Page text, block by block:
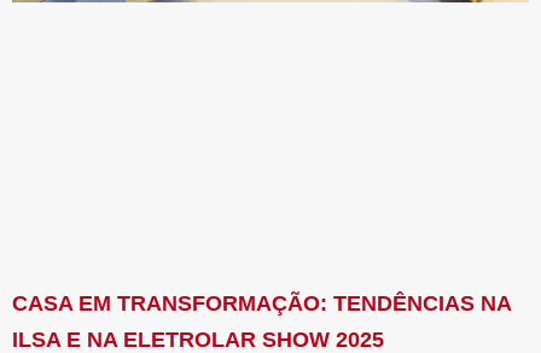
CASA EM TRANSFORMAÇÃO: TENDÊNCIAS NA
ILSA E NA ELETROLAR SHOW 2025